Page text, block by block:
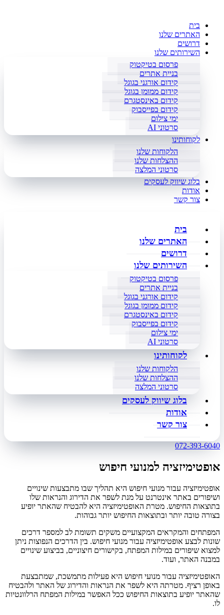
בית
האתרים שלנו
דרושים
השירותים שלנו
פרסום בטיקטוק
בניית אתרים
קידום אורגני בגוגל
קידום ממומן בגוגל
קידום באינסטגרם
קידום בפייסבוק
ימי צילום
סרטוני AI
לקוחותינו
הלקוחות שלנו
ההצלחות שלנו
סרטוני המלצה
בלוג שיווק לעסקים
אודות
צור קשר
בית
האתרים שלנו
דרושים
השירותים שלנו
פרסום בטיקטוק
בניית אתרים
קידום אורגני בגוגל
קידום ממומן בגוגל
קידום באינסטגרם
קידום בפייסבוק
ימי צילום
סרטוני AI
לקוחותינו
הלקוחות שלנו
ההצלחות שלנו
סרטוני המלצה
בלוג שיווק לעסקים
אודות
צור קשר
072-393-6040
אופטימיזציה למנועי חיפוש
אופטימיזציה עבור מנועי חיפוש היא תהליך שבו מתבצעות שינויים
ושיפורים באתר אינטרנט על מנת לשפר את הדירוג והנראות שלו
בתוצאות החיפוש. מטרת האופטימיזציה היא להבטיח שהאתר יופיע
בצורה טובה יותר ובתוצאות החיפוש יותר גבוהות.
המפתחים והמקראים המקצועיים משקים תשומת לב למספר דרכים
שונות לבצע אופטימיזציה עבור מנועי חיפוש. בין הדרכים הנפוצות ניתן
למצוא שיפורים במילות המפתח, בקישורים חיצוניים, בביצוע שינויים
במבנה האתר, ועוד.
האופטימיזציה עבור מנועי חיפוש היא פעילות מתמשכת, שמתבצעת
באופן רציף. מטרתה היא לשפר את הנראות והדירוג של האתר ולהבטיח
שהאתר יופיע בתוצאות החיפוש ככל האפשר במילות המפתח הרלוונטיות
לו.